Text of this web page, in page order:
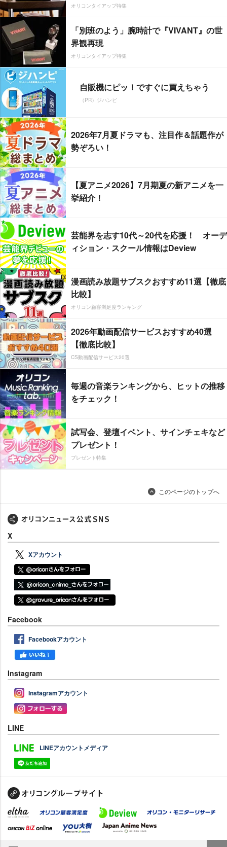
オリコンタイアップ特集
「別班のよう」腕時計で『VIVANT』の世
界観再現
オリコンタイアップ特集
自販機にピッ！ですぐに買えちゃう
（PR）ジハンピ
2026年7月夏ドラマも、注目作＆話題作が
勢ぞろい！
【夏アニメ2026】7月期夏の新アニメを一
挙紹介！
芸能界を志す10代～20代を応援！ オーデ
ィション・スクール情報はDeview
漫画読み放題サブスクおすすめ11選【徹底
比較】
オリコン顧客満足度ランキング
2026年動画配信サービスおすすめ40選
【徹底比較】
CS動画配信サービス20選
毎週の音楽ランキングから、ヒットの推移
をチェック！
試写会、登壇イベント、サインチェキなど
プレゼント！
プレゼント特集
このページのトップへ
X
Xアカウント
Facebook
Facebookアカウント
Instagram
Instagramアカウント
LINE
LINEアカウントメディア